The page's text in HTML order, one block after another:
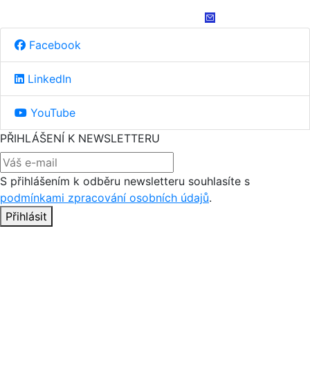
Facebook
LinkedIn
YouTube
PŘIHLÁŠENÍ K NEWSLETTERU
S přihlášením k odběru newsletteru souhlasíte s
podmínkami zpracování osobních údajů.
Přihlásit